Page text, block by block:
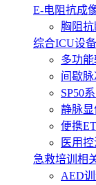
E-电阻抗成
胸阻
综合ICU设备
多功
间歇
SP50
静脉显
便携
医用
急救培训相
AED